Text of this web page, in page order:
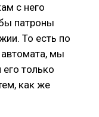
с него
патроны
То есть по
автомата, мы
только
как же